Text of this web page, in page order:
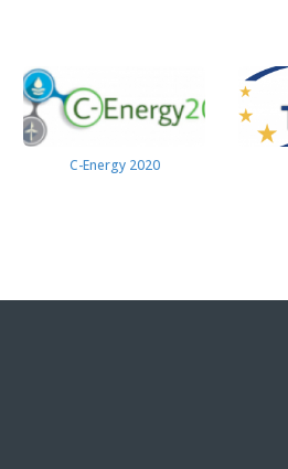
C-Energy 2020